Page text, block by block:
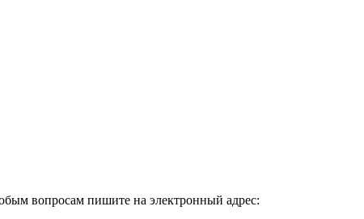
вопросам пишите на электронный адрес: